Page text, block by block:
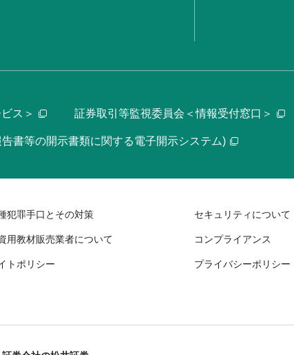
ス＞ 証券取引等監視委員会＜情報受付窓口＞
書等の開示書類に関する電子開示システム)
犯罪手口とその対策 セキュリティについて
用教材販売業者について コンプライアンス
トポリシー プライバシーポリシー